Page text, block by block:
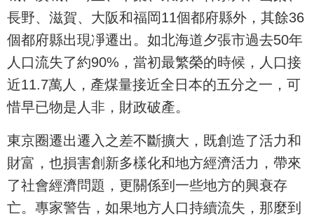
長野、滋賀、大阪和福岡11個都府縣外，其餘36
個都府縣出現凈遷出。如北海道夕張市過去50年
人口流失了約90%，當初最繁榮的時候，人口接
近11.7萬人，產煤量接近全日本的五分之一，可
惜早已物是人非，財政破產。
東京圈遷出遷入之差不斷擴大，既創造了活力和
財富，也損害創新多樣化和地方經濟活力，帶來
了社會經濟問題，更關係到一些地方的興衰存
亡。專家警告，如果地方人口持續流失，那麼到